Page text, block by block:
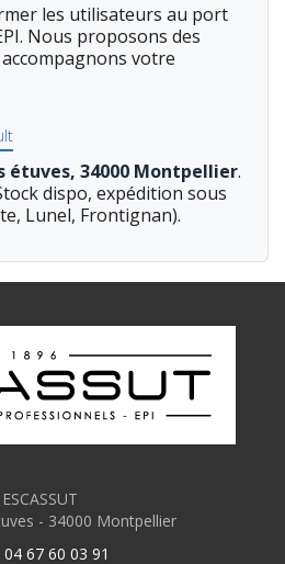
les utilisateurs au port
Nous proposons des
votre
étuves, 34000 Montpellier.
dispo, expédition sous
Lunel, Frontignan).
ESCASSUT
- 34000 Montpellier
04 67 60 03 91